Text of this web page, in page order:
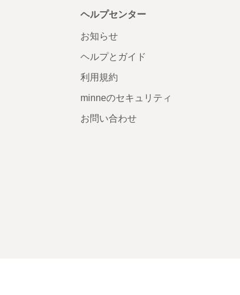
ヘルプセンター
お知らせ
ヘルプとガイド
利用規約
minneのセキュリティ
お問い合わせ